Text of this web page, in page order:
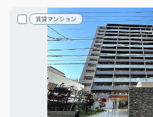
賃貸マンション